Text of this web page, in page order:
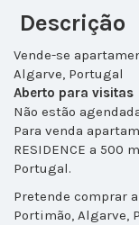
Descrição
Vende-se
Algarve, Portugal
Aberto para visitas
Não estão
Para venda
RESIDENCE a 500
Portugal.
Pretende comprar
Portimão, Algarve,